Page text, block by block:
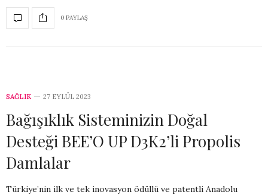
0 PAYLAŞ
SAĞLIK 27 EYLÜL 2023
Bağışıklık Sisteminizin Doğal
Desteği BEE’O UP D3K2’li Propolis
Damlalar
Türkiye’nin ilk ve tek inovasyon ödüllü ve patentli Anadolu